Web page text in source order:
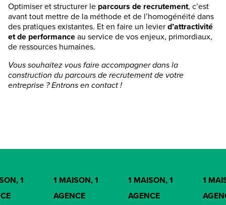
Optimiser et structurer le parcours de recrutement, c’est
avant tout mettre de la méthode et de l’homogénéité dans
des pratiques existantes. Et en faire un levierd’attractivité
et de performanceau service de vos enjeux, primordiaux,
de ressources humaines.
Vous souhaitez vous faire accompagner dans la
construction du parcours de recrutement de votre
entreprise ? Entrons en contact !
1
1 MAISON, 1
AGENCE
1 MAISON, 1
AGENCE
1